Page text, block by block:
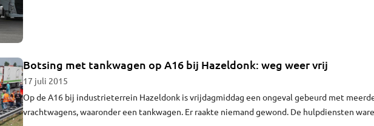
Botsing met tankwagen op A16 bij Hazeldonk: weg weer vrij
17 juli 2015
Op de A16 bij industrieterrein Hazeldonk is vrijdagmiddag een ongeval gebeurd met
vrachtwagens, waaronder een tankwagen. Er raakte niemand gewond. De hulpdiensten